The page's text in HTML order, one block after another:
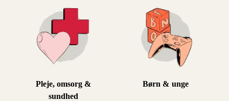
Pleje, omsorg &
sundhed
Børn & unge